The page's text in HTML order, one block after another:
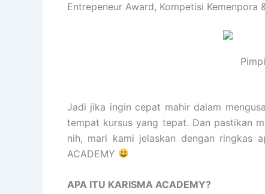
Entrepeneur Award, Kompetisi Kemenpora
Jadi jika ingin cepat mahir dalam
tempat kursus yang tepat. Dan pastikan
nih, mari kami jelaskan dengan ringkas
ACADEMY
APA ITU KARISMA ACADEMY?